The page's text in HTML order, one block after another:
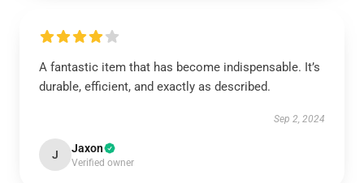
A fantastic item that has become indispensable. It’s
durable, efficient, and exactly as described.
Sep 2, 2024
J Jaxon
Verified owner